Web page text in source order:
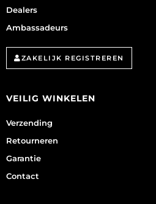
Dealers
Ambassadeurs
ZAKELIJK REGISTREREN
VEILIG WINKELEN
Verzending
Retourneren
Garantie
Contact